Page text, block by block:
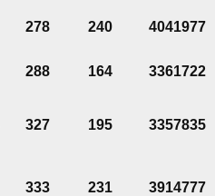
278 240 4041977
288 164 3361722
327 195 3357835
333 231 3914777